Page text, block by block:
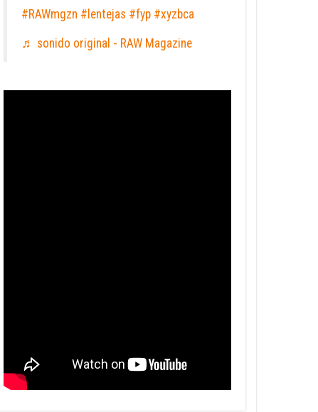
#RAWmgzn #lentejas #fyp #xyzbca
♬ sonido original - RAW Magazine